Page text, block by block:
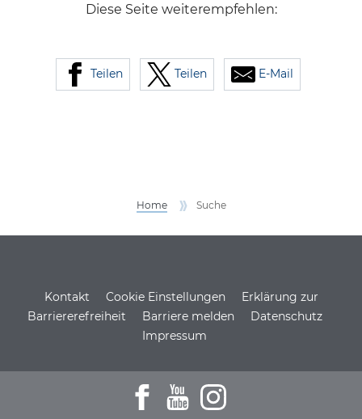
Diese Seite weiterempfehlen:
Teilen Teilen E-Mail
Home Suche
Service Informationen
Kontakt Cookie Einstellungen
Erklärung zur
Barriererefreiheit
Barriere melden
Datenschutz
Impressum
Zum Facebookprofil der DSH
Zu den Youtube-Filmen der
Zum Instagramprofil der